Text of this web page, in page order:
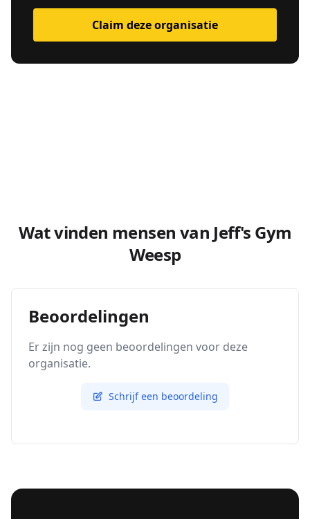
Claim deze organisatie
Wat vinden mensen van Jeff's Gym
Weesp
Beoordelingen
Er zijn nog geen beoordelingen voor deze
organisatie.
Schrijf een beoordeling